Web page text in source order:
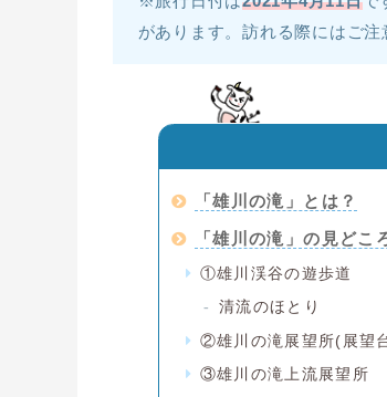
があります。訪れる際にはご注
「雄川の滝」とは？
「雄川の滝」の見どこ
①雄川渓谷の遊歩道
清流のほとり
②雄川の滝展望所(展望
③雄川の滝上流展望所